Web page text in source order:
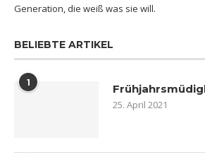
Generation, die weiß was sie will.
BELIEBTE ARTIKEL
1
25. April 2021